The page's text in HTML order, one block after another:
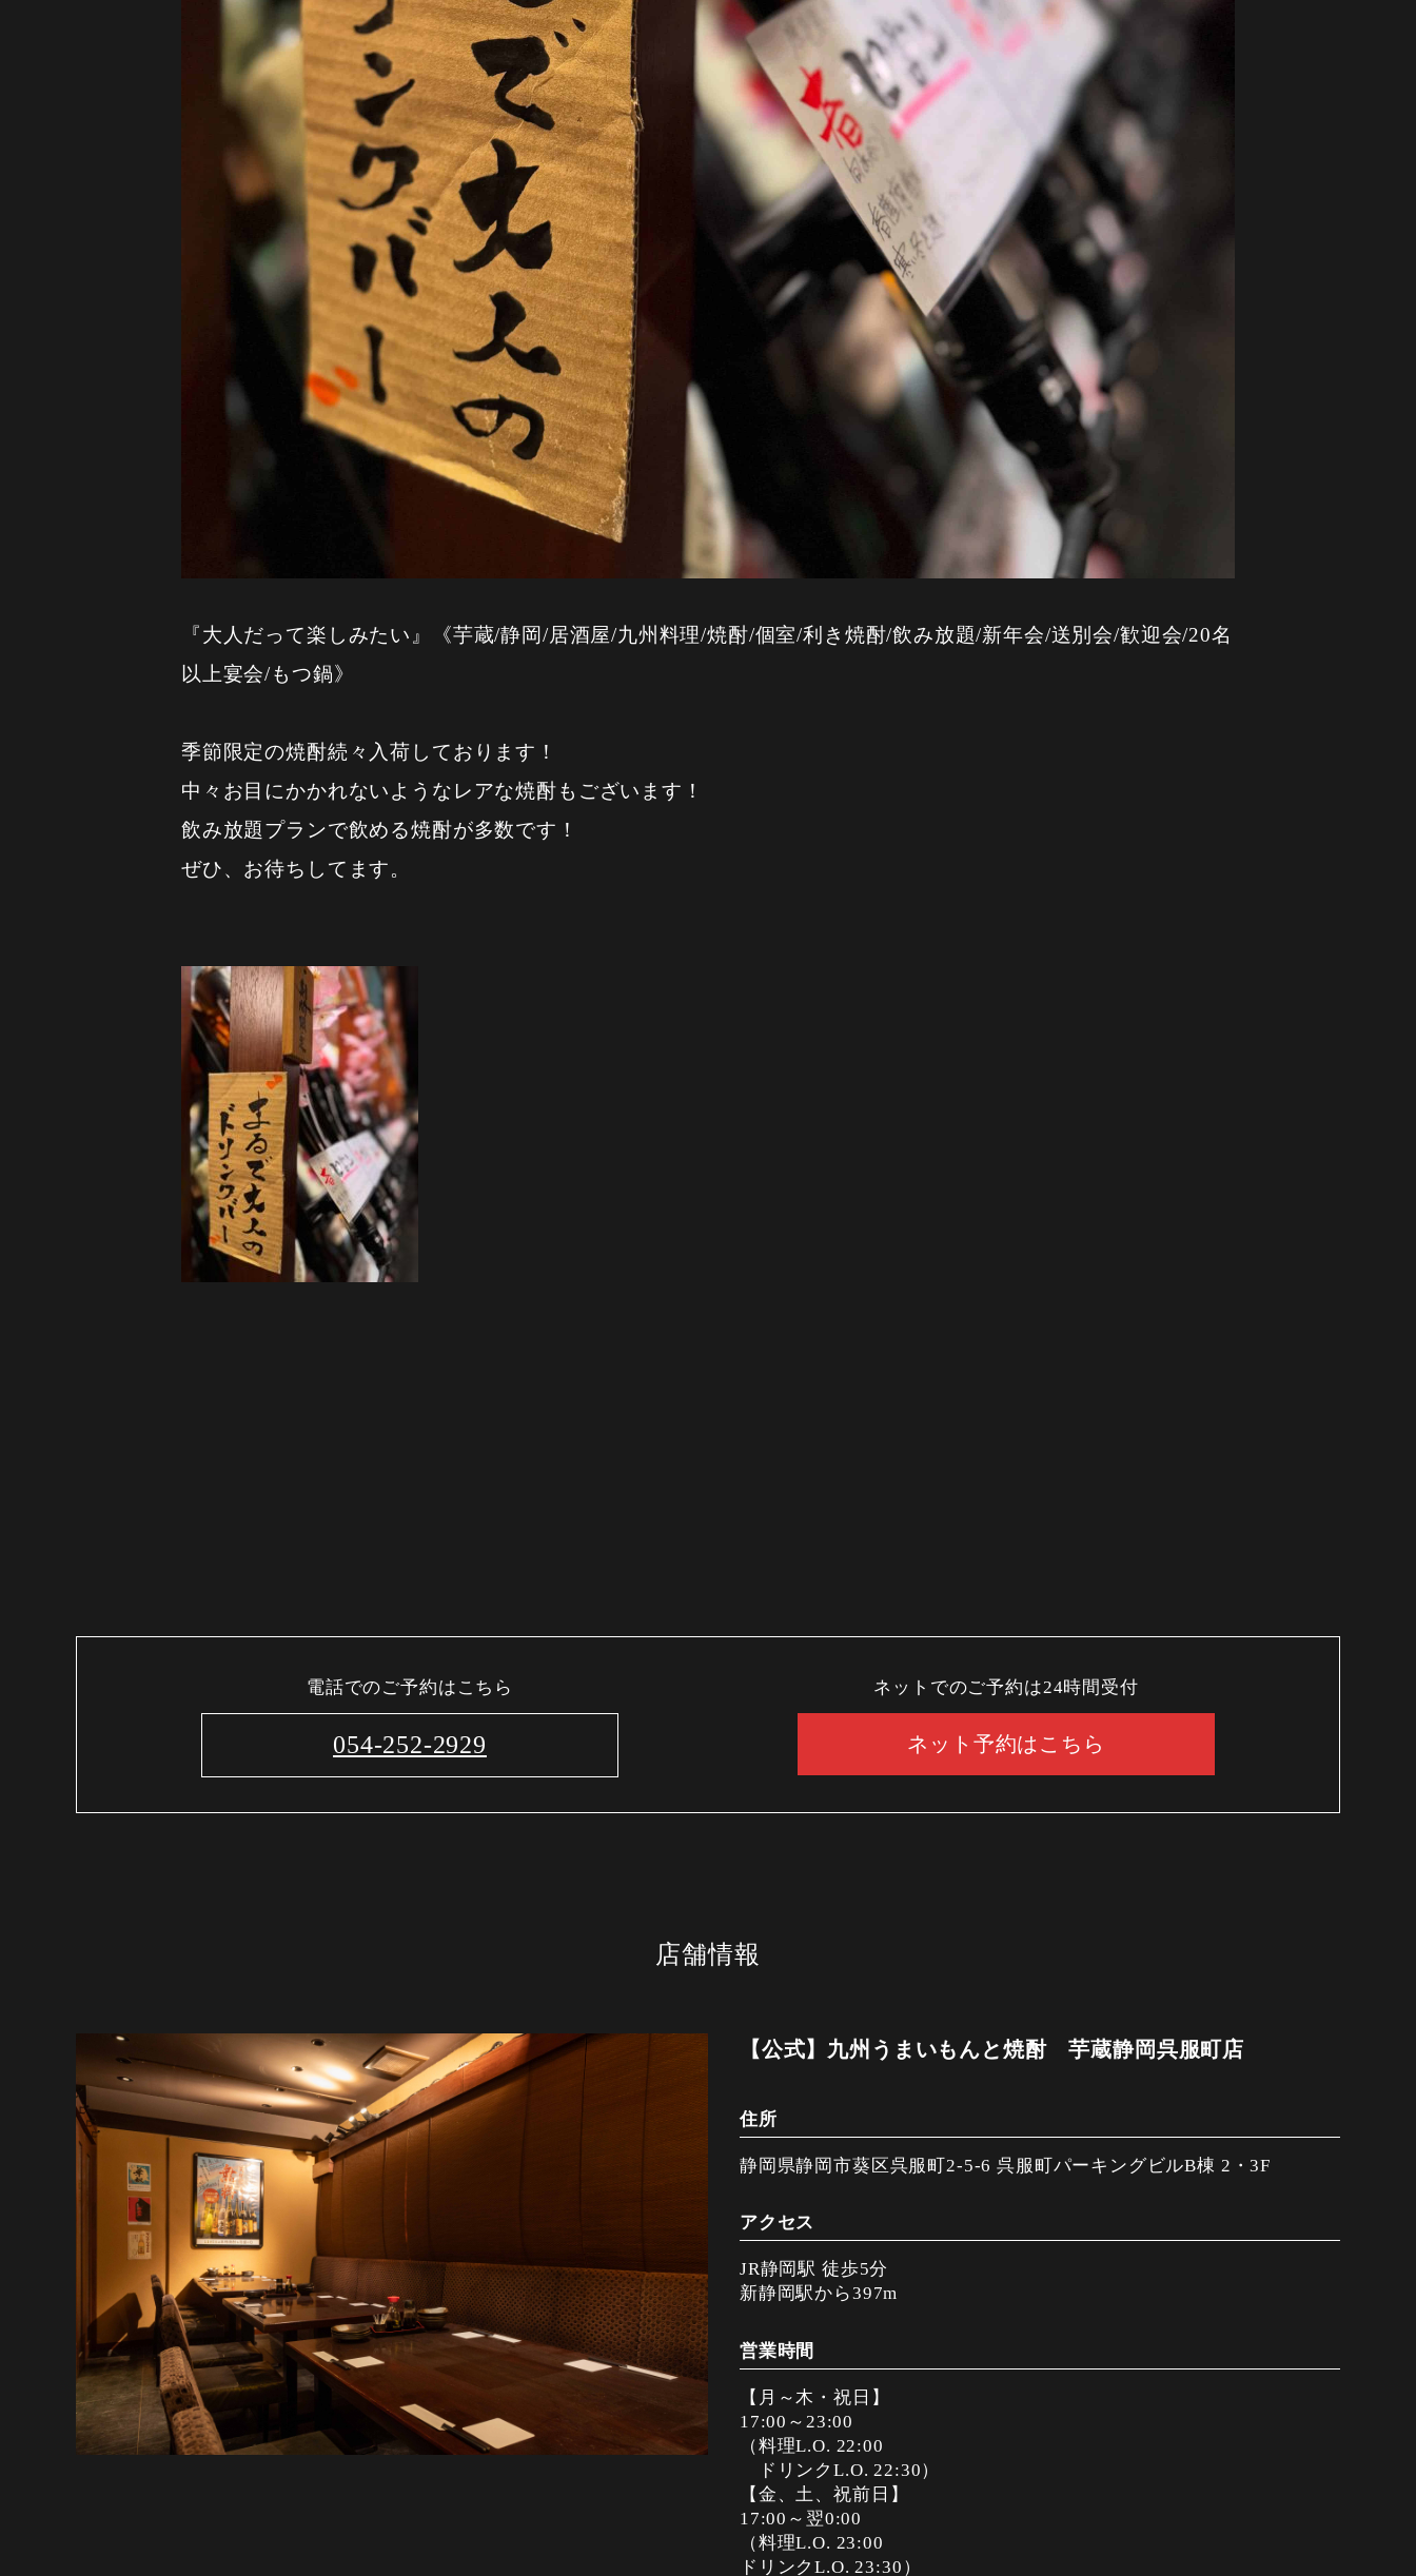
『大人だって楽しみたい』《芋蔵/静岡/居酒屋/九州料理/焼酎/個室/利き焼酎/飲み放題/新年会/送別会/歓迎会/20名
以上宴会/もつ鍋》
季節限定の焼酎続々入荷しております！
中々お目にかかれないようなレアな焼酎もございます！
飲み放題プランで飲める焼酎が多数です！
ぜひ、お待ちしてます。
電話でのご予約はこちら
054-252-2929
ネットでのご予約は24時間受付
ネット予約はこちら
店舗情報
【公式】九州うまいもんと焼酎 芋蔵静岡呉服町店
住所
静岡県静岡市葵区呉服町2-5-6 呉服町パーキングビルB棟 2・3F
アクセス
JR静岡駅 徒歩5分
新静岡駅から397m
営業時間
【月～木・祝日】
17:00～23:00
（料理L.O. 22:00
ドリンクL.O. 22:30）
【金、土、祝前日】
17:00～翌0:00
（料理L.O. 23:00
ドリンクL.O. 23:30）